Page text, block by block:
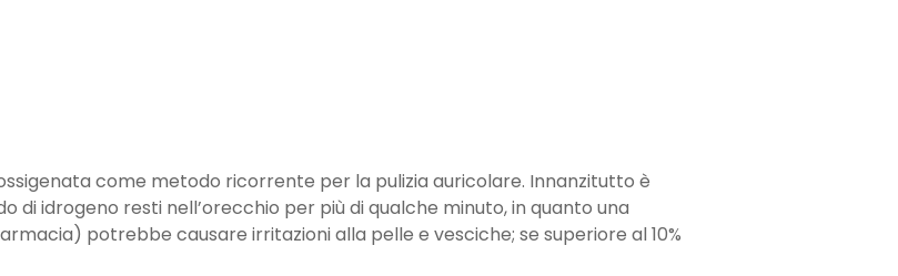
come metodo ricorrente per la pulizia auricolare. Innanzitutto è
di idrogeno resti nell’orecchio per più di qualche minuto, in quanto una
potrebbe causare irritazioni alla pelle e vesciche; se superiore al 10%